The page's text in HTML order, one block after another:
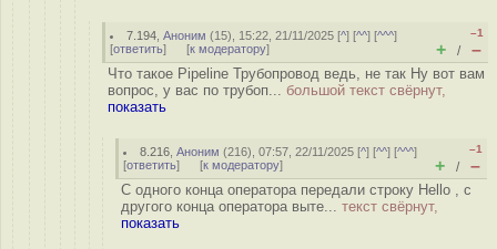
7.194 ,Аноним (15), 15:22, 21/11/2025 [^] [^^] [^^^]
[ответить] [к модератору]
–1
+ / –
Что такое Pipeline Трубопровод ведь, не так Ну вот вам
вопрос, у вас по трубоп... большой текст свёрнут,
показать
8.216 ,Аноним (216), 07:57, 22/11/2025 [^] [^^] [^^^]
[ответить] [к модератору]
–1
+ / –
С одного конца оператора передали строку Hello , с
другого конца оператора выте... текст свёрнут,
показать